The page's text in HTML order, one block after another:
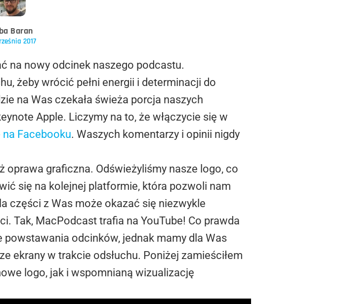
Baran
2017
na nowy odcinek naszego podcastu.
żeby wrócić pełni energii i determinacji do
na Was czekała świeża porcja naszych
Apple. Liczymy na to, że włączycie się w
na Facebooku. Waszych komentarzy i opinii nigdy
oprawa graficzna. Odświeżyliśmy nasze logo, co
się na kolejnej platformie, która pozwoli nam
części z Was może okazać się niezwykle
Tak, MacPodcast trafia na YouTube! Co prawda
odcinków, jednak mamy dla Was
ekrany w trakcie odsłuchu. Poniżej zamieściłem
logo, jak i wspomnianą wizualizację